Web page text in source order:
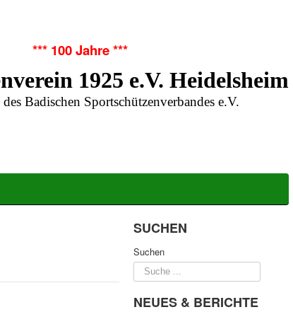
*** 100 Jahre ***
1925 e.V. Heidelsheim
Badischen Sportschützenverbandes e.V.
SUCHEN
Suchen
NEUES & BERICHTE